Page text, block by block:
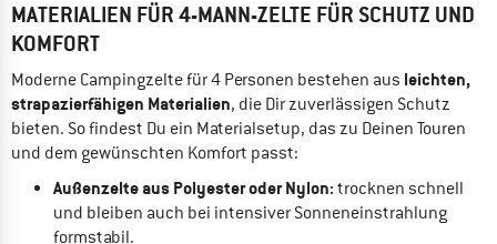
MATERIALIEN FÜR 4-MANN-ZELTE FÜR SCHUTZ UND
KOMFORT
Moderne Campingzelte für 4 Personen bestehen aus leichten,
strapazierfähigen Materialien, die Dir zuverlässigen Schutz
bieten. So findest Du ein Materialsetup, das zu Deinen Touren
und dem gewünschten Komfort passt:
Außenzelte aus Polyester oder Nylon:trocknen schnell
und bleiben auch bei intensiver Sonneneinstrahlung
formstabil.